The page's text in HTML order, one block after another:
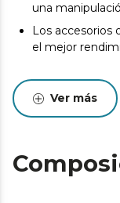
una
Los accesorios
el mejor
Ver más